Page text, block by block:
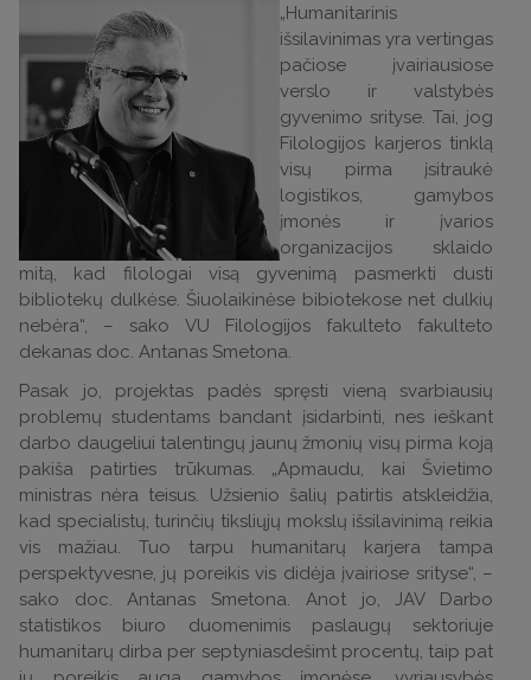
„Humanitarinis
išsilavinimas yra vertingas
pačiose įvairiausiose
verslo ir valstybės
gyvenimo srityse. Tai, jog
Filologijos karjeros tinklą
visų pirma įsitraukė
logistikos, gamybos
įmonės ir įvarios
organizacijos sklaido
mitą, kad filologai visą gyvenimą pasmerkti dusti
bibliotekų dulkėse. Šiuolaikinėse bibiotekose net dulkių
nebėra“, – sako VU Filologijos fakulteto fakulteto
dekanas doc. Antanas Smetona.
Pasak jo, projektas padės spręsti vieną svarbiausių
problemų studentams bandant įsidarbinti, nes ieškant
darbo daugeliui talentingų jaunų žmonių visų pirma koją
pakiša patirties trūkumas. „Apmaudu, kai Švietimo
ministras nėra teisus. Užsienio šalių patirtis atskleidžia,
kad specialistų, turinčių tiksliųjų mokslų išsilavinimą reikia
vis mažiau. Tuo tarpu humanitarų karjera tampa
perspektyvesne, jų poreikis vis didėja įvairiose srityse“, –
sako doc. Antanas Smetona. Anot jo, JAV Darbo
statistikos biuro duomenimis paslaugų sektoriuje
humanitarų dirba per septyniasdešimt procentų, taip pat